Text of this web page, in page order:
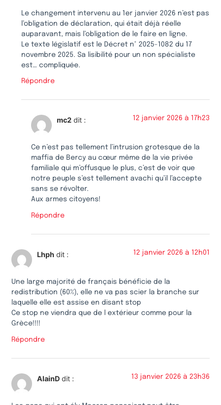
Le changement intervenu au 1er janvier 2026 n’est pas
l’obligation de déclaration, qui était déjà réelle
auparavant, mais l’obligation de le faire en ligne.
Le texte législatif est le Décret n° 2025-1082 du 17
novembre 2025. Sa lisibilité pour un non spécialiste
est… compliquée.
Répondre
mc2 dit : 12 janvier 2026 à 17h23
Ce n’est pas tellement l’intrusion grotesque de la
maffia de Bercy au cœur même de la vie privée
familiale qui m’offusque le plus, c’est de voir que
notre peuple s’est tellement avachi qu’il l’accepte
sans se révolter.
Aux armes citoyens!
Répondre
Lhph dit : 12 janvier 2026 à 12h01
Une large majorité de français bénéficie de la
redistribution (60%), elle ne va pas scier la branche sur
laquelle elle est assise en disant stop
Ce stop ne viendra que de l extérieur comme pour la
Grèce!!!!
Répondre
AlainD dit : 13 janvier 2026 à 23h36